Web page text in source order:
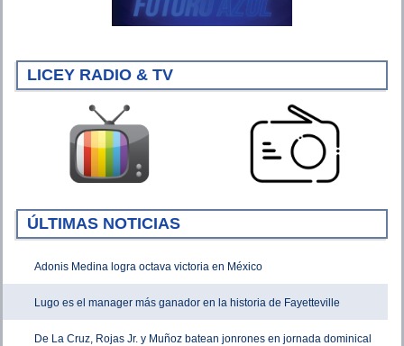
LICEY RADIO & TV
ÚLTIMAS NOTICIAS
Adonis Medina logra octava victoria en México
Lugo es el manager más ganador en la historia de Fayetteville
De La Cruz, Rojas Jr. y Muñoz batean jonrones en jornada dominical